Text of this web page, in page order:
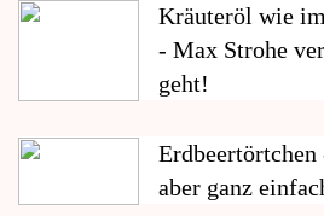
Kräuteröl wie
- Max Strohe
geht!
aber ganz